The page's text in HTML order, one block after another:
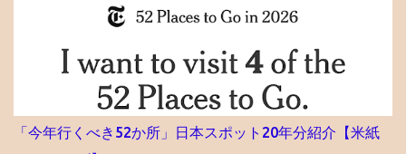
うのも定説なので、前期67と68の差は大きいかも タイトルへの回
68以上だった者の後期平均偏差値 73→74 72→73 71→73 70→73
70→70 69→72 69→70 68→72 68→72 68→70 68→69 68→69 ◆6
年前期平均偏差値67の人の6年後期の平均偏差値の実例 67→70
67→69 67→68 67→68 67→68 67→68 67→67 67→67 67→67
67→67 67→67 昔塾から得た無作為抽出データです。例年こんな感
「今年行くべき52か所」日本スポット20年分紹介【米紙